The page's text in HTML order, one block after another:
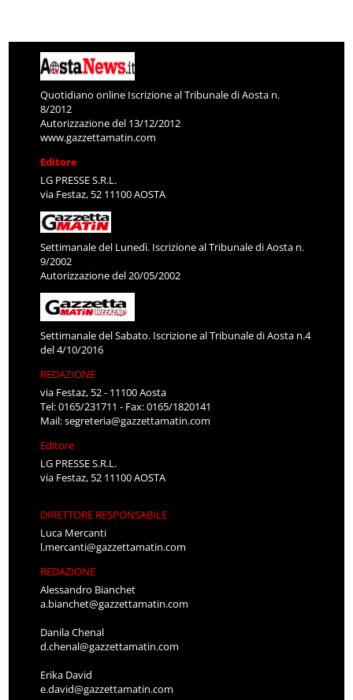
Quotidiano online Iscrizione al Tribunale di Aosta n.
8/2012
Autorizzazione del 13/12/2012
www.gazzettamatin.com
Editore
LG PRESSE S.R.L.
via Festaz, 52 11100 AOSTA
Settimanale del Lunedì. Iscrizione al Tribunale di Aosta n.
9/2002
Autorizzazione del 20/05/2002
Settimanale del Sabato. Iscrizione al Tribunale di Aosta n.4
del 4/10/2016
REDAZIONE
via Festaz, 52 - 11100 Aosta
Tel: 0165/231711 - Fax: 0165/1820141
Mail:segreteria@gazzettamatin.com
Editore
LG PRESSE S.R.L.
via Festaz, 52 11100 AOSTA
DIRETTORE RESPONSABILE
Luca Mercanti
l.mercanti@gazzettamatin.com
REDAZIONE
Alessandro Bianchet
a.bianchet@gazzettamatin.com
Danila Chenal
d.chenal@gazzettamatin.com
Erika David
e.david@gazzettamatin.com